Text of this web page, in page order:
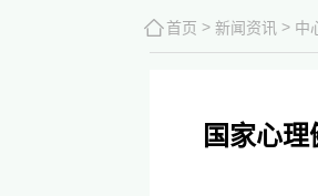
首页 > 新闻资讯 > 中
国家心